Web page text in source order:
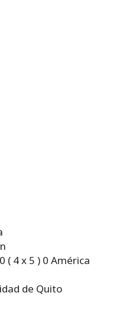
( 4 x 5 ) 0 América
de Quito